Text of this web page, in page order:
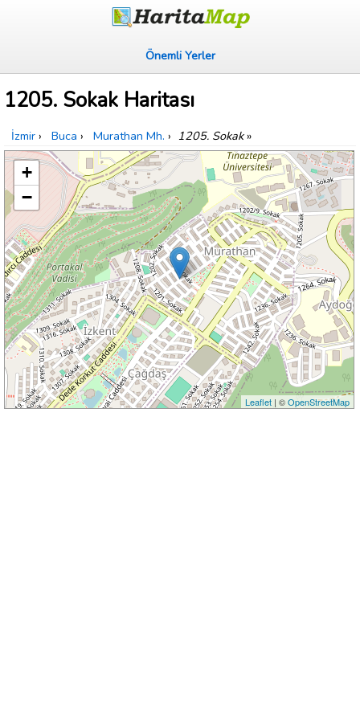
Önemli Yerler
1205. Sokak Haritası
İzmir › Buca › Murathan Mh. › 1205. Sokak»
+
−
Leaflet| ©OpenStreetMap